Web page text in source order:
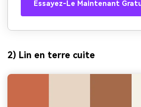
Essayez-Le Maintenant
2) Lin en terre cuite